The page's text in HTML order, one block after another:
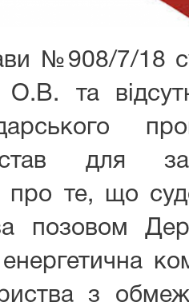
№908/7/18
О.В. та
для
про те, що
позовом
з